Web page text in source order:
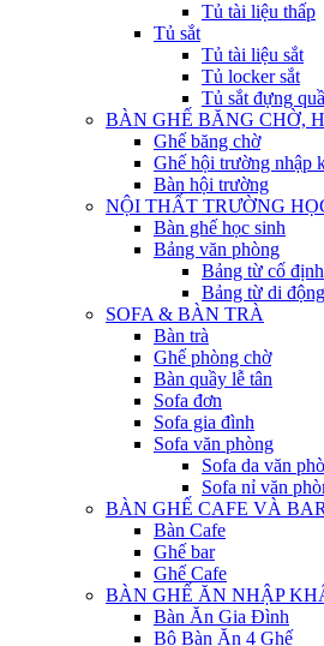
Tủ tài liệu thấp
Tủ sắt
Tủ tài liệu sắt
Tủ locker sắt
Tủ sắt đựng
BÀN GHẾ BĂNG CHỜ,
Ghế băng chờ
Ghế hội trường nhập
Bàn hội trường
NỘI THẤT TRƯỜNG
Bàn ghế học sinh
Bảng văn phòng
Bảng từ cố định
Bảng từ di động
SOFA & BÀN TRÀ
Bàn trà
Ghế phòng chờ
Bàn quầy lễ tân
Sofa đơn
Sofa gia đình
Sofa văn phòng
Sofa da văn
Sofa nỉ văn
BÀN GHẾ CAFE VÀ BAR
Bàn Cafe
Ghế bar
Ghế Cafe
BÀN GHẾ ĂN NHẬP
Bàn Ăn Gia Đình
Bộ Bàn Ăn 4 Ghế